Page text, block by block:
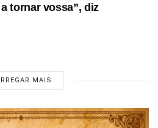
tornar vossa”, diz
MAIS